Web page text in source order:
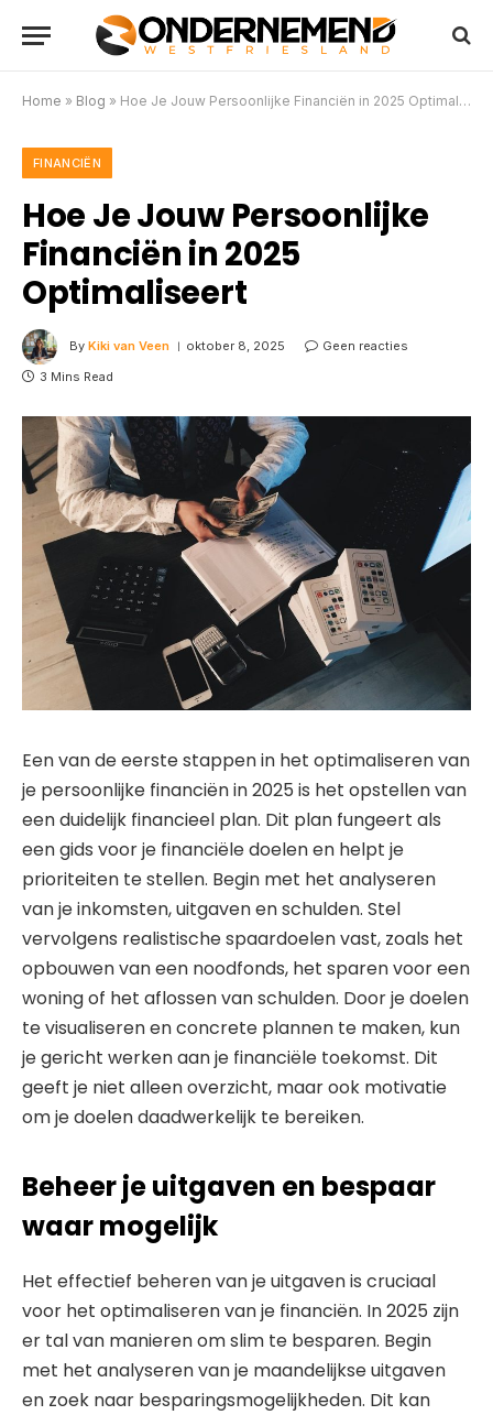
Home » Blog » Hoe Je Jouw Persoonlijke Financiën in 2025 Optimaliseert
FINANCIËN
Hoe Je Jouw Persoonlijke
Financiën in 2025
Optimaliseert
By Kiki van Veen oktober 8, 2025
Geen reacties
3 Mins Read
Een van de eerste stappen in het optimaliseren van
je persoonlijke financiën in 2025 is het opstellen van
een duidelijk financieel plan. Dit plan fungeert als
een gids voor je financiële doelen en helpt je
prioriteiten te stellen. Begin met het analyseren
van je inkomsten, uitgaven en schulden. Stel
vervolgens realistische spaardoelen vast, zoals het
opbouwen van een noodfonds, het sparen voor een
woning of het aflossen van schulden. Door je doelen
te visualiseren en concrete plannen te maken, kun
je gericht werken aan je financiële toekomst. Dit
geeft je niet alleen overzicht, maar ook motivatie
om je doelen daadwerkelijk te bereiken.
Beheer je uitgaven en bespaar
waar mogelijk
Het effectief beheren van je uitgaven is cruciaal
voor het optimaliseren van je financiën. In 2025 zijn
er tal van manieren om slim te besparen. Begin
met het analyseren van je maandelijkse uitgaven
en zoek naar besparingsmogelijkheden. Dit kan